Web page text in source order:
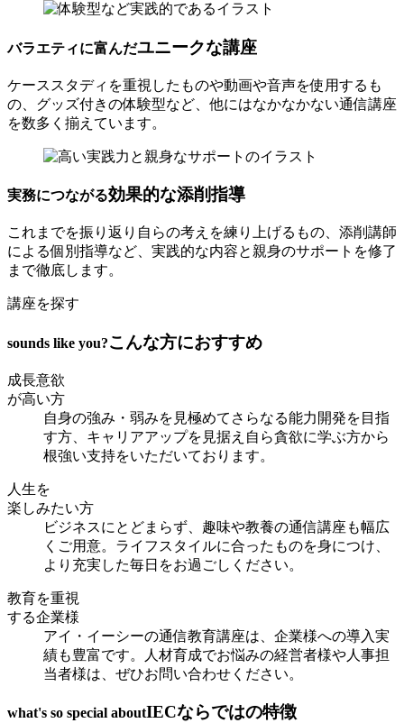
バラエティに富んだユニークな講座
ケーススタディを重視したものや動画や音声を使用するも
の、グッズ付きの体験型など、他にはなかなかない通信講座
を数多く揃えています。
実務につながる効果的な添削指導
これまでを振り返り自らの考えを練り上げるもの、添削講師
による個別指導など、実践的な内容と親身のサポートを修了
まで徹底します。
講座を探す
sounds like you?こんな方におすすめ
成長意欲
が高い方
自身の強み・弱みを見極めてさらなる能力開発を目指
す方、キャリアアップを見据え自ら貪欲に学ぶ方から
根強い支持をいただいております。
人生を
楽しみたい方
ビジネスにとどまらず、趣味や教養の通信講座も幅広
くご用意。ライフスタイルに合ったものを身につけ、
より充実した毎日をお過ごしください。
教育を重視
する企業様
アイ・イーシーの通信教育講座は、企業様への導入実
績も豊富です。人材育成でお悩みの経営者様や人事担
当者様は、ぜひお問い合わせください。
what's so special aboutIECならではの特徴